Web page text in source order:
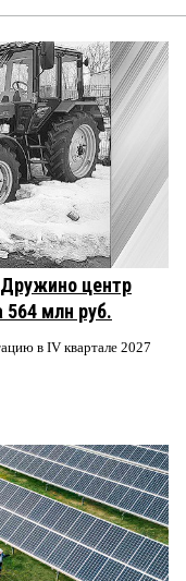
центр
564 млн руб.
в IV квартале 2027